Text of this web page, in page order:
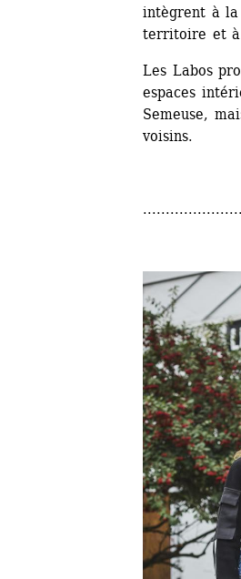
intègrent à
territoire et à
Les Labos
espaces
Semeuse,
voisins.